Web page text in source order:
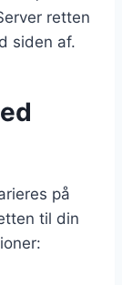
retten
siden af.
på
til din